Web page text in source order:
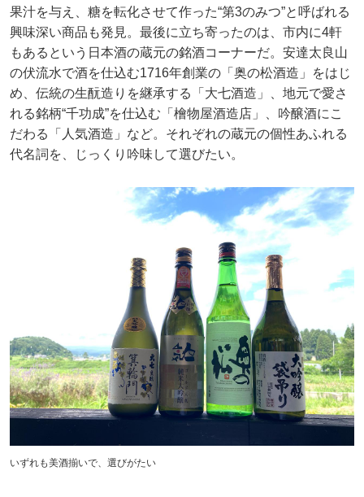
果汁を与え、糖を転化させて作った“第3のみつ”と呼ばれる
興味深い商品も発見。最後に立ち寄ったのは、市内に4軒
もあるという日本酒の蔵元の銘酒コーナーだ。安達太良山
の伏流水で酒を仕込む1716年創業の「奥の松酒造」をはじ
め、伝統の生酛造りを継承する「大七酒造」、地元で愛さ
れる銘柄“千功成”を仕込む「檜物屋酒造店」、吟醸酒にこ
だわる「人気酒造」など。それぞれの蔵元の個性あふれる
代名詞を、じっくり吟味して選びたい。
いずれも美酒揃いで、選びがたい